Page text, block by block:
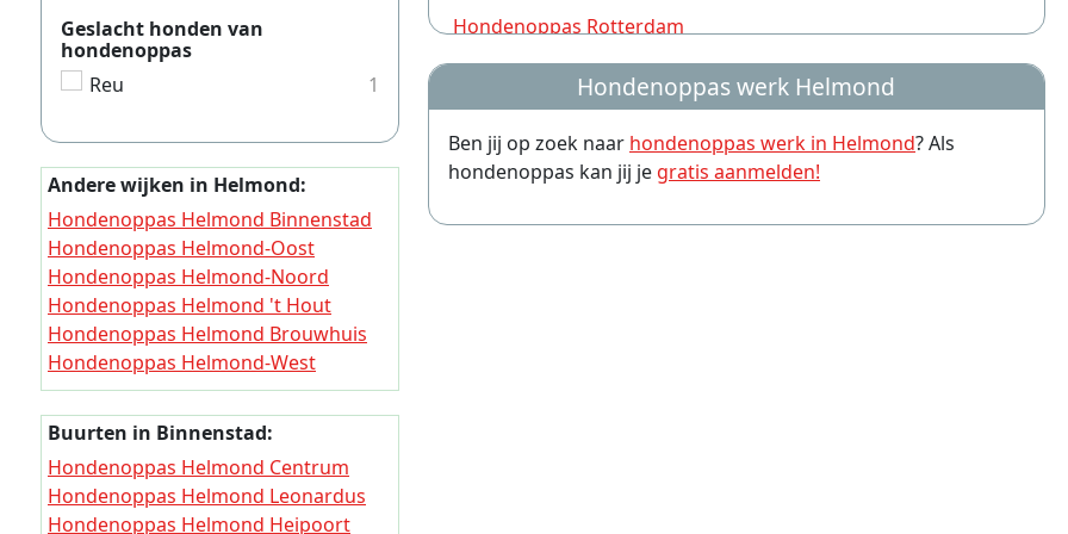
Hondenoppas Rotterdam
Hondenoppas Nijmegen
Hondenoppas Groningen
Hondenoppas Almere
Hondenoppas Amersfoort
Hondenoppas Arnhem
Hondenoppas werk Helmond
Ben jij op zoek naar hondenoppas werk in Helmond? Als
hondenoppas kan jij je gratis aanmelden!
Geslacht honden van
hondenoppas
Reu
1
Andere wijken in Helmond:
Hondenoppas Helmond Binnenstad
Hondenoppas Helmond-Oost
Hondenoppas Helmond-Noord
Hondenoppas Helmond 't Hout
Hondenoppas Helmond Brouwhuis
Hondenoppas Helmond-West
Hondenoppas Helmond Warande
Hondenoppas Helmond Stiphout
Hondenoppas Helmond Rijpelberg
Hondenoppas Helmond Dierdonk
Hondenoppas Helmond Brandevoort
Buurten in Binnenstad:
Hondenoppas Helmond Centrum
Hondenoppas Helmond Leonardus
Hondenoppas Helmond Heipoort